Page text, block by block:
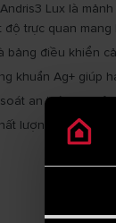
Lux là
độ trực quan
bảng điều khiển
khuẩn Ag+ giúp
an toàn 3D
lượng cao cho